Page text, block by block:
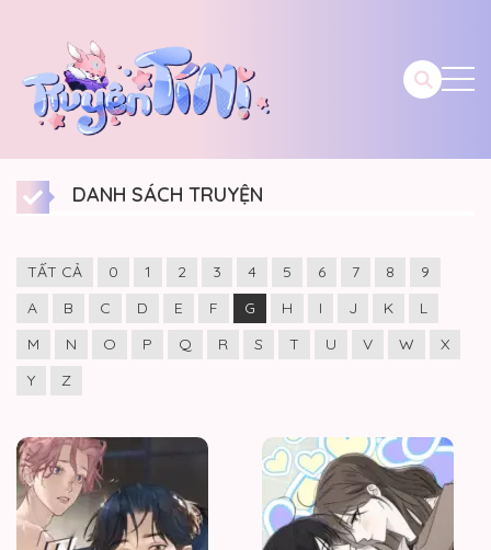
DANH SÁCH TRUYỆN
TẤT CẢ 0 1 2 3 4 5 6 7 8
9
A
B C D E F G H I J K
L
M
N O P Q R S T U V W
X
Y
Z